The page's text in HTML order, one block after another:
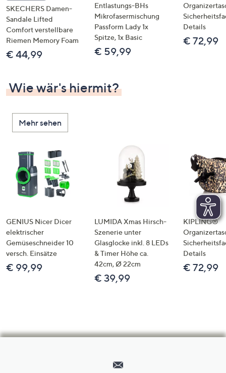
SKECHERS Damen-
Sandale Lifted
Comfort verstellbare
Riemen Memory Foam
€ 44,99
Entlastungs-BHs
Mikrofasermischung
Passform Lady 1x
Spitze, 1x Basic
€ 59,99
Details
€ 72,99
Wie wär's hiermit?
Mehr sehen
GENIUS Nicer Dicer
elektrischer
Gemüseschneider 10
versch. Einsätze
€ 99,99
LUMIDA Xmas Hirsch-
Szenerie unter
Glasglocke inkl. 8 LEDs
& Timer Höhe ca.
42cm, Ø 22cm
€ 39,99
KIPLING®
Details
€ 72,99